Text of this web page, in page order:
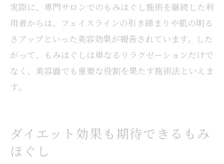
実際に、専門サロンでのもみほぐし施術を継続した利
用者からは、フェイスラインの引き締まりや肌の明る
さアップといった美容効果が報告されています。した
がって、もみほぐしは単なるリラクゼーションだけで
なく、美容面でも重要な役割を果たす施術法といえま
す。
ダイエット効果も期待できるもみ
ほぐし